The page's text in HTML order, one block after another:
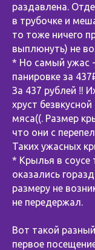
раздавлена.
в трубочке и
то тоже ничего
выплюнуть) не
* Но самый ужас
панировке за
За 437 рублей ‼️
хруст
мяса((. Размер
что они с
Таких ужасных
* Крылья в соусе
оказались
размеру не
не передержал.
Вот такой
первое